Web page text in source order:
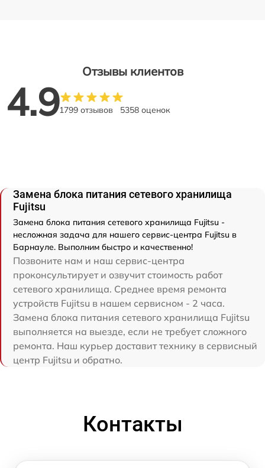
Отзывы клиентов
4.91799 отзывов 5358 оценок
Замена блока питания сетевого хранилища
Fujitsu
Замена блока питания сетевого хранилища Fujitsu -
несложная задача для нашего сервис-центра Fujitsu в
Барнауле. Выполним быстро и качественно!
Позвоните нам и наш сервис-центра
проконсультирует и озвучит стоимость работ
сетевого хранилища. Среднее время ремонта
устройств Fujitsu в нашем сервисном - 2 часа.
Замена блока питания сетевого хранилища Fujitsu
выполняется на выезде, если не требует сложного
ремонта. Наш курьер доставит технику в сервисный
центр Fujitsu и обратно.
Контакты